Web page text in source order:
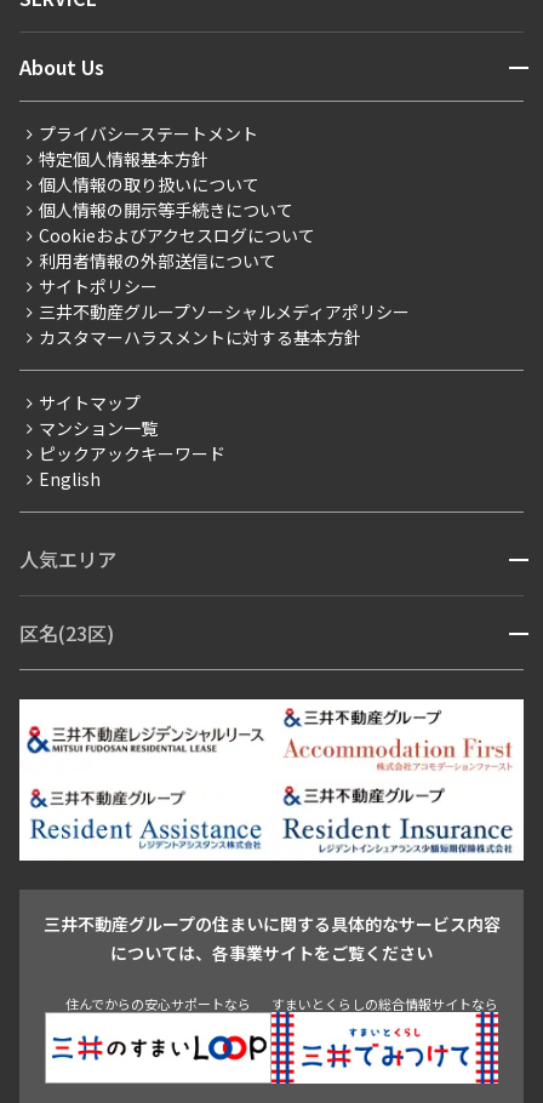
新着募集情報
こだわりから探す
こだわり一覧
プレミアムマンション
新築
当社限定（港区・渋谷区）
当社限定（港区・渋谷区以外）
三井不動産企画
賃料改定
フリーレント
ペット可
ブランドマンション
マンションレポート
住まいのコラム
会員ページ
ご入居・提携サービス
お部屋探しからご契約まで
よくあるご質問
社宅紹介
【仲介会社様向け】当社仲介事業部取り扱い物件入居申込
About Us 開閉
会社情報
事業案内
採用情報
ニュースリリース
お問い合わせ
プライバシーステートメント
特定個人情報基本方針
個人情報の取り扱いについて
個人情報の開示等手続きについて
Cookieおよびアクセスログについて
利用者情報の外部送信について
サイトポリシー
三井不動産グループソーシャルメディアポリシー
カスタマーハラスメントに対する基本方針
サイトマップ
マンション一覧
ピックアックキーワード
English
人気エリア 開閉
青山・表参道・原宿
市ヶ谷・神楽坂・飯田橋
三田・芝・浜松町
芝浦・汐留・品川
月島・勝どき・豊洲
本郷・春日・小石川
目白・高田馬場・早稲田
池尻大橋・三軒茶屋
祐天寺・学芸大学・自由が丘
駒沢・用賀・二子玉川
成城・砧
池袋・板橋・王子
青山 渋谷 東京・大手町 新宿 品川
目黒・中目黒
区名(23区) 開閉
江東区 台東区 墨田区
中野区
豊島区
杉並区 板橋区 練馬区 荒川区
足立区
葛飾区
江戸川区
三井不動産グループの住まいに関する具体的なサービス内容
については、各事業サイトをご覧ください
住んでからの安心サポートなら すまいとくらしの総合情報サイトなら